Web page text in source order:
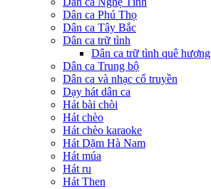
Dân ca Phú Thọ
Dân ca Tây Bắc
Dân ca trữ tình
Dân ca trữ tình quê hương
Dân ca Trung bộ
Dân ca và nhạc cổ truyền
Dạy hát dân ca
Hát bài chòi
Hát chèo
Hát chèo karaoke
Hát Dặm Hà Nam
Hát múa
Hát ru
Hát Then